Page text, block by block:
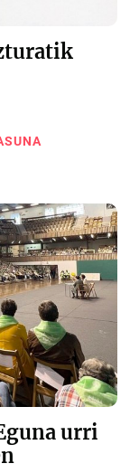
urri